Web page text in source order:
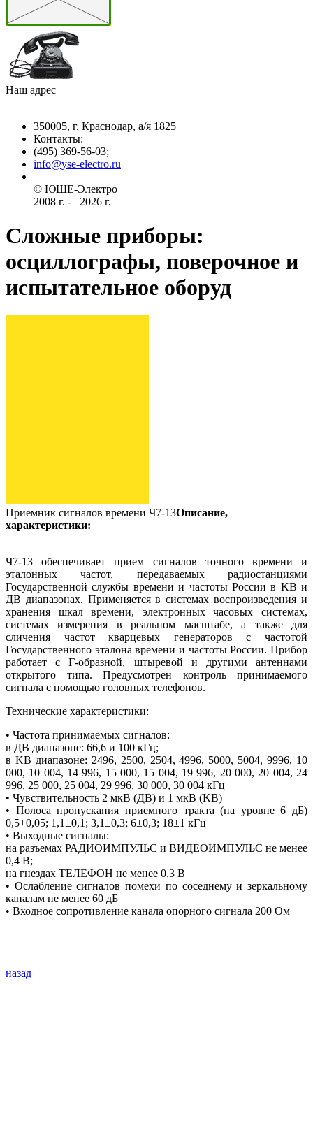
Наш адрес
350005, г. Краснодар, а/я 1825
Контакты: ­
(495) 369-56-03;
info@yse-electro.ru­
© ЮШЕ-Эл­ектро ­
2008 г­. - ­ ­­­­­
2026 г.
Сложные приборы:
осциллографы, поверочное и
испытательное оборуд
Приемник сигналов времени Ч7-13Описание,
характеристики:
Ч7-13 обеспечивает прием сигналов точного времени и
эталонных частот, передаваемых радиостанциями
Государственной службы времени и частоты России в KB и
ДВ диапазонах. Применяется в системах воспроизведения и
хранения шкал времени, электронных часовых системах,
системах измерения в реальном масштабе, а также для
сличения частот кварцевых генераторов с частотой
Государственного эталона времени и частоты России. Прибор
работает с Г-образной, штыревой и другими антеннами
открытого типа. Предусмотрен контроль принимаемого
сигнала с помощью головных телефонов.
Технические характеристики:
• Частота принимаемых сигналов:
в ДВ диапазоне: 66,6 и 100 кГц;
в KB диапазоне: 2496, 2500, 2504, 4996, 5000, 5004, 9996, 10
000, 10 004, 14 996, 15 000, 15 004, 19 996, 20 000, 20 004, 24
996, 25 000, 25 004, 29 996, 30 000, 30 004 кГц
• Чувствительность 2 мкВ (ДВ) и 1 мкВ (KB)
• Полоса пропускания приемного тракта (на уровне 6 дБ)
0,5+0,05; 1,1±0,1; 3,1±0,3; 6±0,3; 18±1 кГц
• Выходные сигналы:
на разъемах РАДИОИМПУЛЬС и ВИДЕОИМПУЛЬС не менее
0,4 В;
на гнездах ТЕЛЕФОН не менее 0,3 В
• Ослабление сигналов помехи по соседнему и зеркальному
каналам не менее 60 дБ
• Входное сопротивление канала опорного сигнала 200 Ом
назад